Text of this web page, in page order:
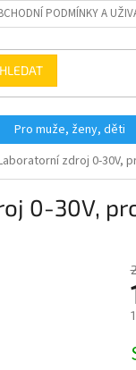
PODMÍNKY A
HLEDAT
Pro muže, ženy, děti
zdroj 0-30V,
0-30V,